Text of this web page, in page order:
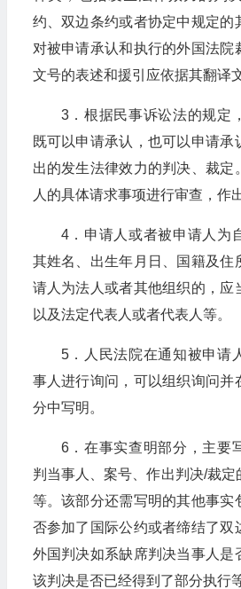
约、双边条约或者协定中规定的
对被申请承认和执行的外国法院
文号的表述和援引应依据其翻译
3．根据民事诉讼法的规定
既可以申请承认，也可以申请承
出的发生法律效力的判决、裁定
人的具体请求事项进行审查，作
4．申请人或者被申请人为
其姓名、出生年月日、国籍及住
请人为法人或者其他组织的，应
以及法定代表人或者代表人等。
5．人民法院在通知被申请
事人进行询问，可以组织询问并
分中写明。
6．在事实查明部分，主要
判当事人、案号、作出判决/裁
等。该部分还需写明的其他事实
否参加了国际公约或者缔结了双
外国判决如系缺席判决当事人是
该判决是否已经得到了部分执行等